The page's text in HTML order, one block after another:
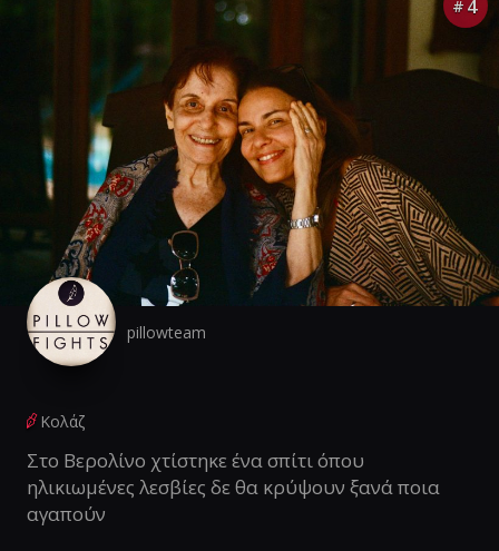
# 4
pillowteam
Κολάζ
Στο Βερολίνο χτίστηκε ένα σπίτι όπου
ηλικιωμένες λεσβίες δε θα κρύψουν ξανά ποια
αγαπούν